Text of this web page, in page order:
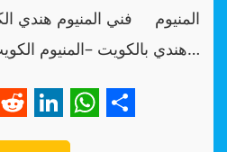
المنيوم فني المنيوم هندي
هندي بالكويت –المنيوم الكويت…
LinkedIn